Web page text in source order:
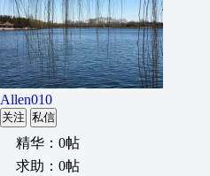
Allen010
关注 私信
精华：0帖
求助：0帖